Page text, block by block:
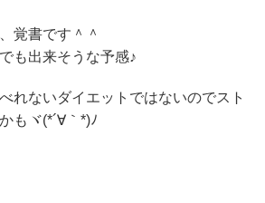
覚書です＾＾
も出来そうな予感♪
れないダイエットではないのでスト
もヾ(*´∀｀*)ﾉ